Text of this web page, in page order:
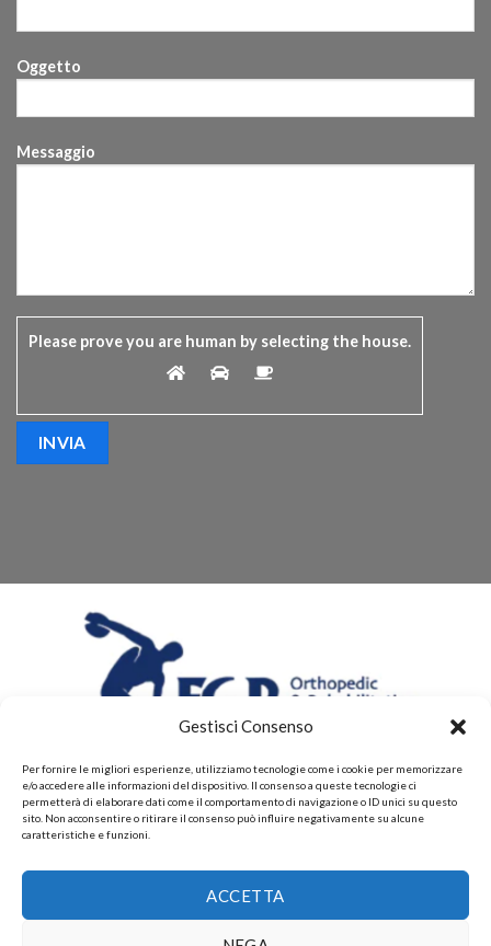
Gestisci Consenso
Per fornire le migliori esperienze, utilizziamo tecnologie come i cookie per memorizzare
e/o accedere alle informazioni del dispositivo. Il consenso a queste tecnologie ci
permetterà di elaborare dati come il comportamento di navigazione o ID unici su questo
sito. Non acconsentire o ritirare il consenso può influire negativamente su alcune
caratteristiche e funzioni.
ACCETTA
Oggetto
Messaggio
Please prove you are human by selecting the house.
POLITICHE DI RESI E DI RIMBORSI
Gruppo FAF srls, Via Montelparo 43 A-B